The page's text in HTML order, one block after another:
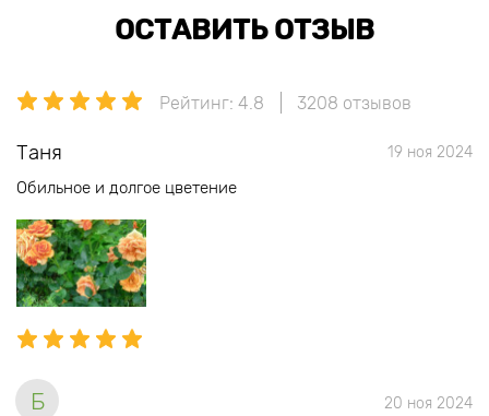
ОСТАВИТЬ ОТЗЫВ
Рейтинг: 4.8 3208 отзывов
Таня 19 ноя 2024
Обильное и долгое цветение
Б 20 ноя 2024